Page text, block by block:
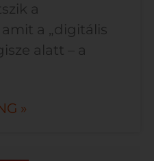
a
a „digitális
alatt – a
»